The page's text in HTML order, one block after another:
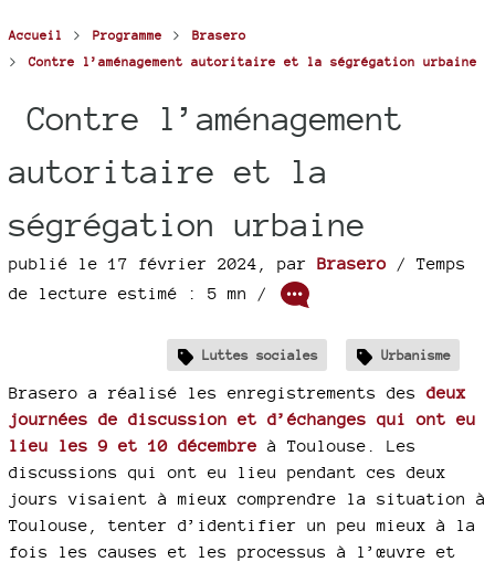
Accueil > Programme > Brasero
> Contre l’aménagement autoritaire et la ségrégation urbaine
Contre l’aménagement
autoritaire et la
ségrégation urbaine
publié le 17 février 2024 par Brasero / Temps
de lecture estimé : 5 mn /
Luttes sociales Urbanisme
Brasero a réalisé les enregistrements des deux
journées de discussion et d’échanges qui ont eu
lieu les 9 et 10 décembre à Toulouse. Les
discussions qui ont eu lieu pendant ces deux
jours visaient à mieux comprendre la situation à
Toulouse, tenter d’identifier un peu mieux à la
fois les causes et les processus à l’œuvre et